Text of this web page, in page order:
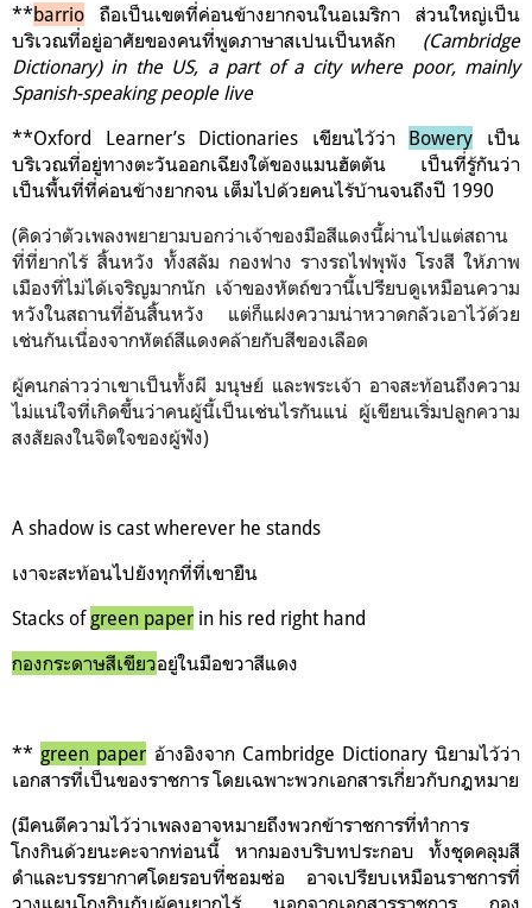
**barrio ถือเป็นเขตที่ค่อนข้างยากจนในอเมริกา ส่วนใหญ่เป็น
บริเวณที่อยู่อาศัยของคนที่พูดภาษาสเปนเป็นหลัก (Cambridge
Dictionary) in the US, a part of a city where poor, mainly
Spanish-speaking people live
**Oxford Learner’s Dictionaries เขียนไว้ว่า Bowery เป็น
บริเวณที่อยู่ทางตะวันออกเฉียงใต้ของแมนฮัตตัน เป็นที่รู้กันว่า
เป็นพื้นที่ที่ค่อนข้างยากจน เต็มไปด้วยคนไร้บ้านจนถึงปี 1990
(คิดว่าตัวเพลงพยายามบอกว่าเจ้าของมือสีแดงนี้ผ่านไปแต่สถาน
ที่ที่ยากไร้ สิ้นหวัง ทั้งสลัม กองฟาง รางรถไฟพุพัง โรงสี ให้ภาพ
เมืองที่ไม่ได้เจริญมากนัก เจ้าของหัตถ์ขวานี้เปรียบดูเหมือนความ
หวังในสถานที่อันสิ้นหวัง แต่ก็แฝงความน่าหวาดกลัวเอาไว้ด้วย
เช่นกันเนื่องจากหัตถ์สีแดงคล้ายกับสีของเลือด
ผู้คนกล่าวว่าเขาเป็นทั้งผี มนุษย์ และพระเจ้า อาจสะท้อนถึงความ
ไม่แน่ใจที่เกิดขึ้นว่าคนผู้นี้เป็นเช่นไรกันแน่ ผู้เขียนเริ่มปลูกความ
สงสัยลงในจิตใจของผู้ฟัง)
A shadow is cast wherever he stands
เงาจะสะท้อนไปยังทุกที่ที่เขายืน
Stacks of green paper in his red right hand
กองกระดาษสีเขียวอยู่ในมือขวาสีแดง
** green paper อ้างอิงจาก Cambridge Dictionary นิยามไว้ว่า
เอกสารที่เป็นของราชการ โดยเฉพาะพวกเอกสารเกี่ยวกับกฎหมาย
(มีคนตีความไว้ว่าเพลงอาจหมายถึงพวกข้าราชการที่ทำการ
โกงกินด้วยนะคะจากท่อนนี้ หากมองบริบทประกอบ ทั้งชุดคลุมสี
ดำและบรรยากาศโดยรอบที่ซอมซ่อ อาจเปรียบเหมือนราชการที่
วางแผนโกงกินกับผู้คนยากไร้ นอกจากเอกสารราชการ กอง